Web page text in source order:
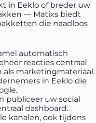
in Eeklo of breder uw
— Matixs biedt
die naadloos
automatisch
reacties centraal
als marketingmateriaal.
in Eeklo die
publiceer uw social
dashboard.
kanalen, ook tijdens